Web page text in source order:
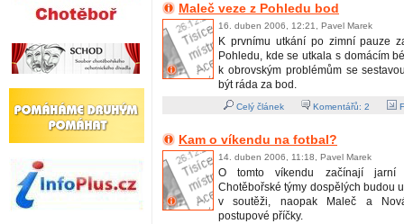
Maleč veze z Pohledu bod
16. duben 2006, 12:21, Pavel Marek
K prvnímu utkání po zimní pauze
Pohledu, kde se utkala s domácím
k obrovským problémům se
být ráda za bod.
Celý článek Komentářů: 2
Kam o víkendu na fotbal?
14. duben 2006, 11:18, Pavel Marek
O tomto víkendu začínají jarní
Chotěbořské týmy dospělých budou
v soutěži, naopak Maleč a
postupové příčky.